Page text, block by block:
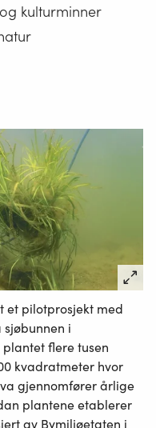
naturtype
naturforekomster
og kulturminner
et pilotprosjekt med
i
flere tusen
kvadratmeter hvor
gjennomfører årlige
plantene etablerer
av Bymiljøetaten i